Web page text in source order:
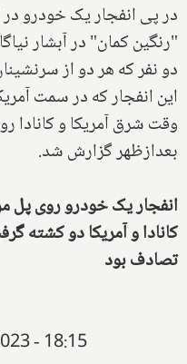
در پی انفجار یک خودرو
"رنگین کمان" در آبشار
دو نفر که هر دو از
بعدازظهر گزارش شد.
انفجار یک خودرو روی پل
کانادا و آمریکا دو کشته
تصادف بود
- 18:15